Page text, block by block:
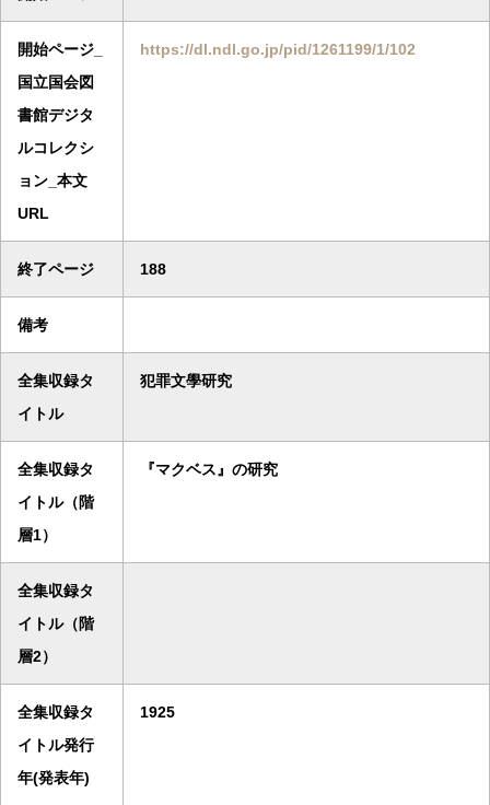
開始ページ_
国立国会図
書館デジタ
ルコレクシ
ョン_本文
URL
https://dl.ndl.go.jp/pid/1261199/1/102
終了ページ 188
備考
全集収録タ
イトル
犯罪文學研究
全集収録タ
イトル（階
層1）
『マクベス』の研究
全集収録タ
イトル（階
層2）
全集収録タ
イトル発行
年(発表年)
1925